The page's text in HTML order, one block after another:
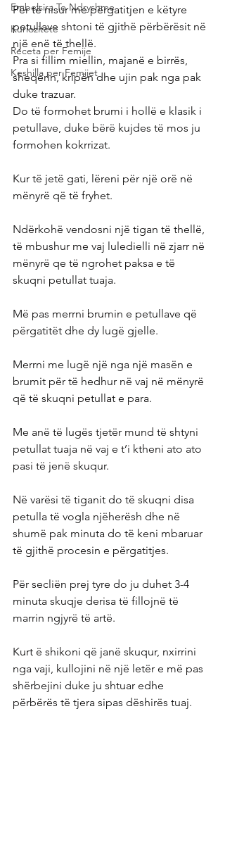
Embelsira Te Ndryshme
Kuriozitete
Receta per Femije
Keshilla per Femijet
Për të nisur me përgatitjen e këtyre
petullave shtoni të gjithë përbërësit në
një enë të thellë.
Pra si fillim miellin, majanë e birrës,
sheqerin, kripën dhe ujin pak nga pak
duke trazuar.
Do të formohet brumi i hollë e klasik i
petullave, duke bërë kujdes të mos ju
formohen kokrrizat.
Kur të jetë gati, lëreni për një orë në
mënyrë që të fryhet.
Ndërkohë vendosni një tigan të thellë,
të mbushur me vaj luledielli në zjarr në
mënyrë qe të ngrohet paksa e të
skuqni petullat tuaja.
Më pas merrni brumin e petullave që
përgatitët dhe dy lugë gjelle.
Merrni me lugë një nga një masën e
brumit për të hedhur në vaj në mënyrë
që të skuqni petullat e para.
Me anë të lugës tjetër mund të shtyni
petullat tuaja në vaj e t’i ktheni ato ato
pasi të jenë skuqur.
Në varësi të tiganit do të skuqni disa
petulla të vogla njëherësh dhe në
shumë pak minuta do të keni mbaruar
të gjithë procesin e përgatitjes.
Për secliën prej tyre do ju duhet 3-4
minuta skuqje derisa të fillojnë të
marrin ngjyrë të artë.
Kurt ë shikoni që janë skuqur, nxirrini
nga vaji, kullojini në një letër e më pas
shërbejini duke ju shtuar edhe
përbërës të tjera sipas dëshirës tuaj.